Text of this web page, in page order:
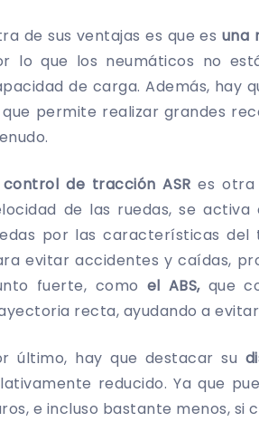
de sus ventajas es que es una
lo que los neumáticos no
de carga. Además, hay
permite realizar grandes
control de tracción ASRes otra
de las ruedas, se
por las características del
evitar accidentes y caídas,
fuerte, como el ABS,que
recta, ayudando a
último, hay que destacar su
reducido. Ya que
e incluso bastante menos,